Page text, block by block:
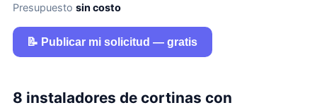
Presupuesto sin costo
📝 Publicar mi solicitud — gratis
8 instaladores de cortinas con